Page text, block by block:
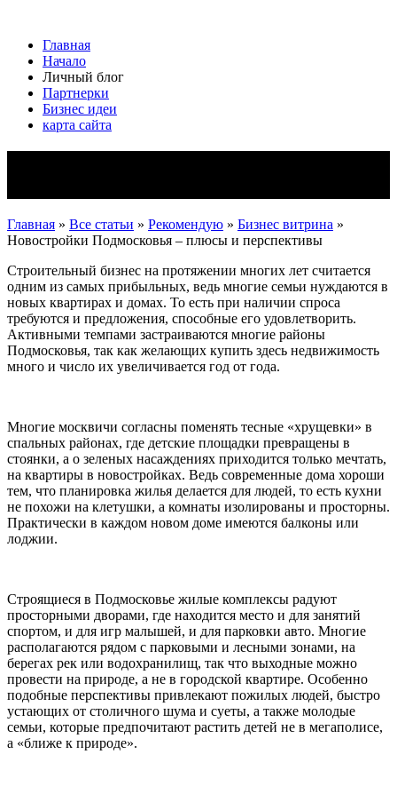
Главная
Начало
Личный блог
Партнерки
Бизнес идеи
карта сайта
Главная » Все статьи » Рекомендую » Бизнес витрина »
Новостройки Подмосковья – плюсы и перспективы
Строительный бизнес на протяжении многих лет считается
одним из самых прибыльных, ведь многие семьи нуждаются в
новых квартирах и домах. То есть при наличии спроса
требуются и предложения, способные его удовлетворить.
Активными темпами застраиваются многие районы
Подмосковья, так как желающих купить здесь недвижимость
много и число их увеличивается год от года.
Многие москвичи согласны поменять тесные «хрущевки» в
спальных районах, где детские площадки превращены в
стоянки, а о зеленых насаждениях приходится только мечтать,
на квартиры в новостройках. Ведь современные дома хороши
тем, что планировка жилья делается для людей, то есть кухни
не похожи на клетушки, а комнаты изолированы и просторны.
Практически в каждом новом доме имеются балконы или
лоджии.
Строящиеся в Подмосковье жилые комплексы радуют
просторными дворами, где находится место и для занятий
спортом, и для игр малышей, и для парковки авто. Многие
располагаются рядом с парковыми и лесными зонами, на
берегах рек или водохранилищ, так что выходные можно
провести на природе, а не в городской квартире. Особенно
подобные перспективы привлекают пожилых людей, быстро
устающих от столичного шума и суеты, а также молодые
семьи, которые предпочитают растить детей не в мегаполисе,
а «ближе к природе».